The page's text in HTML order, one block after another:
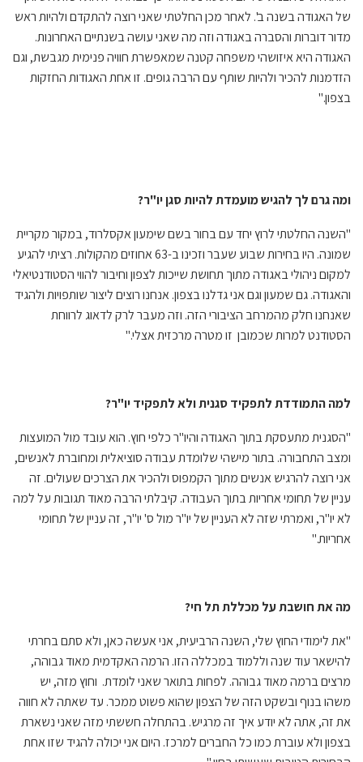
של האגודה בשנה ב'. לאחר מכן החלטתי שאני רוצה להתקדם ולהיות ראש
מדור דוברות והסברה באגודה וזה מה שאני עושה בשנתיים האחרונות.
האגודה היא איזושהי משפחה קטנה שמאפשרת חוויה פנימית מגבשת, וגם
הזדמנות להכיר ולהיות שותף עם הרבה גופים. זו אחת האגודות החזקות
בצפון."
ומה גרם לך להגיש מועמדת להיות סגן יו"ר?
"השנה החלטתי לרוץ יחד עם בחור בשם שימעון אקסלרוד, במקור מקריית
שמונה. היו בחירות שבוע שעבר וזכינו ב-63 אחוזים מהקולות. רציתי להגיע
למקום ניהולי באגודה מתוך תחושת שייכות לצפון וחיבור להווי הסטודנטיאלי
והאגודה. גם שמעון וגם אני גדלנו בצפון. אנחנו רוצים ליצור שותפויות ולהגיד
שאנחנו חלק מהמרחב הציבורי הזה. וזה מעבר לרק לדאוג לרווחת
הסטודנט למרות שכמובן זו מטרה מרכזית אצלי."
למה התמודדת לתפקיד סגנית ולא לתפקיד יו"ר?
"הסגנית מתעסקת בתוך האגודה והיו"ר כלפי חוץ. הוא עובד מול המועצות
ומצב התחבורה. בתור מישהי שלומדת עבודה סוציאלית ומחוברת לאנשים,
אני רוצה להרגיש אנשים מתוך הקמפוס ולהכיר את הצרכים שעולים. זה
עניין של תחומי אחריות בתוך העבודה. קיבלתי הרבה מאוד תגובות על למה
לא יו"ר, ואמרתי שזה לא העניין של יו"ר מול ס' יו"ר, זה עניין של תחומי
אחריות."
מה את חושבת על מכללת תל חי?
"את לימודי החוץ שלי, השנה הרביעית, אני אעשה כאן, ולא סתם בחרתי
להישאר עוד שנה וללמוד במכללה הזו. הרמה האקדמית מאוד גבוהה,
מרצים ברמה מאוד גבוהה. לפחות בתואר שאני לומדת. וחוץ מזה, יש
משהו בנוף ובשקט הזה של הצפון שהוא פשוט ממכר. עד שאתה לא חווה
את זה, אתה לא יודע איך זה מרגיש. בהתחלה חששתי מזה שאני נשארת
בצפון ולא עוברת כמו כל החברים למרכז. היום אני יכולה להגיד שזו אחת